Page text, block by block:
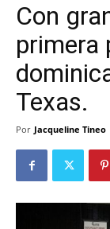
Con
primera
Texas.
Por Jacqueline Tineo